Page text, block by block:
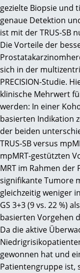
gezielte Biopsie und
genaue Detektion
ist mit der TRUS-SB
Die Vorteile der
sich in der
PRECISION-Studie.
klinische Mehrwert
werden: In einer
basierten Indikation
der beiden
TRUS-SB versus
mpMRT-gestützten
MRT im Rahmen
signifikante Tumore
gleichzeitig weniger
GS 3+3 (9 vs. 22 %)
basierten Vorgehen
Da die aktive
gewonnen hat und
Patientengruppe ist,